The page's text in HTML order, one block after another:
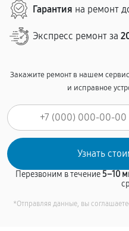
Гарантия на ремонт
Экспресс ремонт за
Закажите ремонт в нашем
и исправное
Перезвоним в течение5–10
*Отправляя данные, вы